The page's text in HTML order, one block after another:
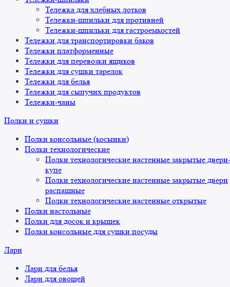
Тележка для хлебных лотков
Тележки-шпильки для противней
Тележки-шпильки для гастроемкостей
Тележки для транспортировки баков
Тележки платформенные
Тележки для перевозки ящиков
Тележки для сушки тарелок
Тележки для белья
Тележки для сыпучих продуктов
Тележки-чаны
Полки и сушки
Полки консольные (косынки)
Полки технологические
Полки технологические настенные закрытые двери-
купе
Полки технологические настенные закрытые двери
распашные
Полки технологические настенные открытые
Полки настольные
Полки для досок и крышек
Полки консольные для сушки посуды
Лари
Лари для белья
Лари для овощей